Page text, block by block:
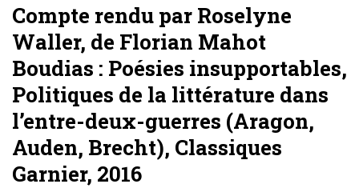
Compte rendu par Roselyne
Waller, de Florian Mahot
Boudias : Poésies insupportables,
Politiques de la littérature dans
l’entre-deux-guerres (Aragon,
Auden, Brecht), Classiques
Garnier, 2016